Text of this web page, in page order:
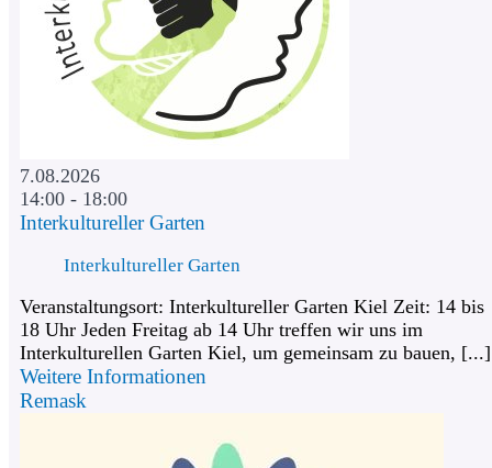
7.08.2026
14:00 - 18:00
Interkultureller Garten
Interkultureller Garten
Veranstaltungsort: Interkultureller Garten Kiel Zeit: 14 bis
18 Uhr Jeden Freitag ab 14 Uhr treffen wir uns im
Interkulturellen Garten Kiel, um gemeinsam zu bauen, [...]
Weitere Informationen
Remask